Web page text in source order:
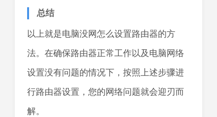
总结
以上就是电脑没网怎么设置路由器的方
法。在确保路由器正常工作以及电脑网络
设置没有问题的情况下，按照上述步骤进
行路由器设置，您的网络问题就会迎刃而
解。